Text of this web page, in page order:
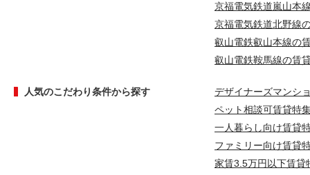
京福電気鉄道嵐山本
京福電気鉄道北野線
叡山電鉄叡山本線の
叡山電鉄鞍馬線の賃
人気のこだわり条件から探す
デザイナーズマンシ
ペット相談可賃貸特
一人暮らし向け賃貸
ファミリー向け賃貸
家賃3.5万円以下賃貸